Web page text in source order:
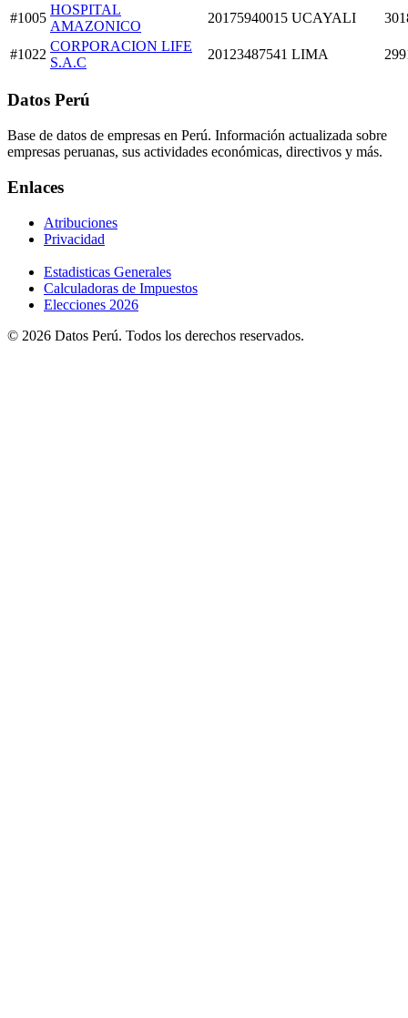
#1005
HOSPITAL
AMAZONICO
20175940015 UCAYALI
#1022
CORPORACION LIFE
S.A.C
20123487541 LIMA
Datos Perú
Base de datos de empresas en Perú. Información actualizada sobre
empresas peruanas, sus actividades económicas, directivos y más.
Enlaces
Atribuciones
Privacidad
Estadisticas Generales
Calculadoras de Impuestos
Elecciones 2026
© 2026 Datos Perú. Todos los derechos reservados.